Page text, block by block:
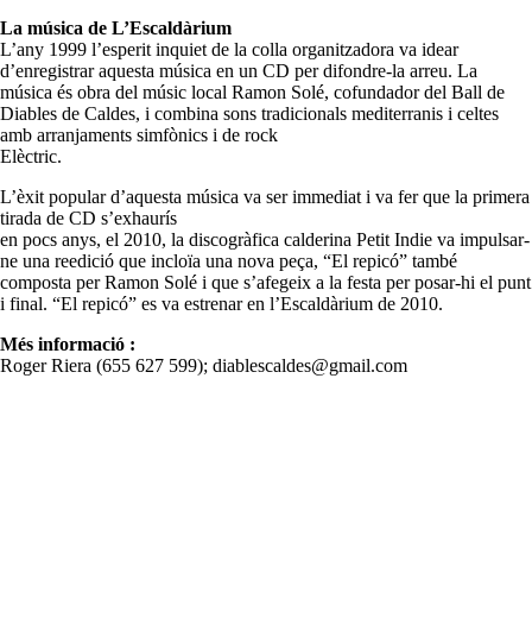
La música de L’Escaldàrium
L’any 1999 l’esperit inquiet de la colla organitzadora va idear
d’enregistrar aquesta música en un CD per difondre-la arreu. La
música és obra del músic local Ramon Solé, cofundador del Ball de
Diables de Caldes, i combina sons tradicionals mediterranis i celtes
amb arranjaments simfònics i de rock
Elèctric.
L’èxit popular d’aquesta música va ser immediat i va fer que la primera
tirada de CD s’exhaurís
en pocs anys, el 2010, la discogràfica calderina Petit Indie va impulsar-
ne una reedició que incloïa una nova peça, “El repicó” també
composta per Ramon Solé i que s’afegeix a la festa per posar-hi el punt
i final. “El repicó” es va estrenar en l’Escaldàrium de 2010.
Més informació :
Roger Riera (655 627 599); diablescaldes@gmail.com